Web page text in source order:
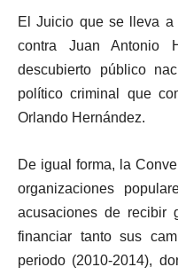
El Juicio que se lleva
contra Juan Antonio
descubierto público
político criminal que
Orlando Hernández.
De igual forma, la
organizaciones
acusaciones de recibir
financiar tanto sus
periodo (2010-2014),